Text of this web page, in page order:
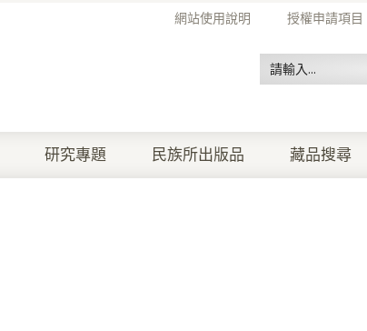
網站使用說明 授權申請項目
研究專題 民族所出版品 藏品搜尋